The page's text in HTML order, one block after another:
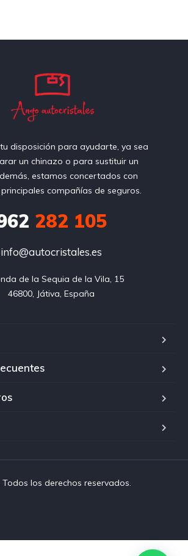
disposición para ayudarte, ya sea
un chinazo o para sustituir un
estamos concertados con
compañías de seguros.
282 105
info@autocristales.es
de la Sequia de la Vila, 15
46800, Játiva, España
los derechos reservados.